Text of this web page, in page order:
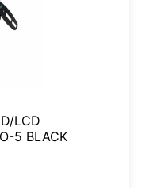
LCD
5 BLACK